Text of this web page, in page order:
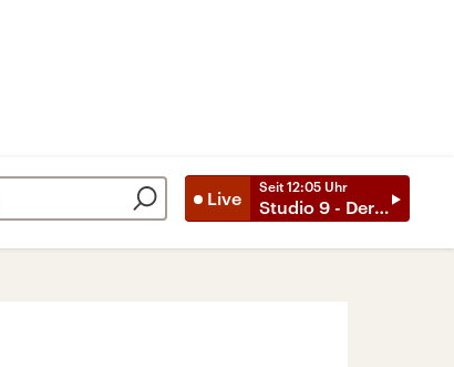
Live
Seit 12:05 Uhr
Studio 9 - Der Tag mit